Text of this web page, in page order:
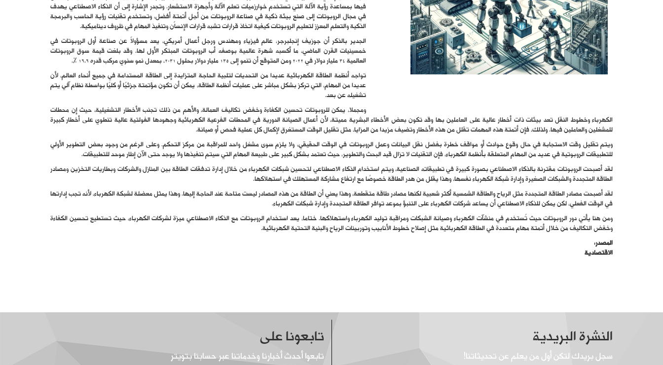
فيها بمساعدة رؤية الآلة التي تستخدم خوارزميات تعلم الآلة وأجهزة الاستشعار. وتجدر الإشارة إلى أن الذكاء الاصطناعي يهدف
في مجال الروبوتات إلى صنع بيئة ذكية في صناعة الروبوتات من أجل أتمتةٍ أفضل، وتستخدم تقنيات رؤية الحاسب والبرمجة
الذكية والتعلم المعزز لتعليم الروبوتات كيفية اتخاذ قرارات تشبه قرارات الإنسان وتنفيذ المهام في ظروف ديناميكية.
الجدير بالذكر أن جوزيف إنجلبرجر، عالم فيزياء ومهندس ورجل أعمال أمريكي، يعد مسؤولاً عن صناعة أول الروبوتات في
خمسينيات القرن الماضي، ما أكسبه شهرة عالمية بوصفه أب الروبوتات المبتكر الأول لها. وقد بلغت قيمة سوق الروبوتات
العالمية 34 مليار دولار في 2022 ومن المتوقع أن تنمو إلى 135 مليار دولار بحلول 2031، بمعدل نمو سنوي مركب قدره 16.6 %.
تواجه أنظمة الطاقة الكهربائية عديدا من التحديات لتلبية الحاجة المتزايدة إلى الطاقة المستدامة في جميع أنحاء العالم، لأن
عديدا من المهام، التي تركز بشكل مباشر على عمليات أنظمة الطاقة، يمكن أن تكون مؤتمتة جزئيًا أو كليًا بواسطة نظام آلي يتم
تشغيله عن بعد.
ومجملا، يمكن للروبوتات تحسين الكفاءة وخفض تكاليف العمالة، والأهم من ذلك تجنب الأخطار التشغيلية، حيث إن محطات
الكهرباء وخطوط النقل تعد بيئات ذات أخطار عالية على العاملين بها وقد تكون بعض الأخطاء البشرية مميتة، لأن أعمال الصيانة الدورية في المحطات الفرعية الكهربائية وجهودها الفولتية عالية تنطوي على أخطار كبيرة
للمشغلين والعاملين فيها. ولذلك، فإن أتمتة هذه المهمات تقلل من هذه الأخطار وتضيف مزيدا من المزايا، مثل تقليل الوقت المستغرق لإكمال كل عملية فحص أو صيانة.
ويتم تقليل وقت الاستجابة في حال وقوع حوادث أو مواقف خطرة بفضل نقل البيانات وعمل الروبوتات في الوقت الحقيقي، ولا يلزم سوى مشغل واحد للمراقبة من مركز التحكم. وعلى الرغم من وجود بعض التطوير الأولي
للتطبيقات الروبوتية في عديد من المهام المتعلقة بأنظمة الكهرباء، فإن التقنيات لا تزال قيد البحث والتطوير، حيث تعتمد بشكل كبير على طبيعة المهام التي سيتم تنفيذها ولا يوجد حتى الآن إطار موحد للتطبيقات.
لقد أصبحت الروبوتات مقترنة بالذكاء الاصطناعي بصورة كبيرة في تطبيقاته الصناعية، ويتم استخدام الذكاء الاصطناعي لتحسين شبكات الكهرباء من خلال إدارة تدفقات الطاقة بين المنازل والشركات وبطاريات التخزين ومصادر
الطاقة المتجددة والشبكات الصغيرة وإدارة شبكة الكهرباء نفسها، وهذا يقلل من هدر الطاقة خصوصًا مع ارتفاع مشاركة المستهلك في استهلاكها.
لقد أصبحت مصادر الطاقة المتجددة مثل الرياح والطاقة الشمسية أكثر شعبية لكنها مصادر طاقة متقطعة، وهذا يعني أن الطاقة من هذه المصادر ليست متاحة عند الحاجة إليها. وهذا يمثل معضلة لشبكة الكهرباء، لأنه تجب إدارتها
في الوقت الفعلي، لكن يمكن للذكاء الاصطناعي أن يساعد شركات الكهرباء على التنبؤ بموعد توافر الطاقة المتجددة وإدارة شبكات الكهرباء.
ومن هنا يأتي دور الروبوتات حيث تُستخدم في منشآت الكهرباء وصيانة الشبكات ومراقبة توليد الكهرباء واستهلاكها. ختاما، يعد استخدام الروبوتات مع الذكاء الاصطناعي ميزة لشركات الكهرباء، حيث تستطيع تحسين الكفاءة
وخفض التكاليف من خلال أتمتة مهام متعددة في الطاقة الكهربائية مثل إصلاح خطوط الأنابيب وتوربينات الرياح والبنية التحتية الكهربائية.
المصدر:
الاقتصادية
النشرة البريدية
سجل بريدك لتكن أول من يعلم عن تحديثاتنا!
تابعونا على
تابعوا أحدث أخبارنا وخدماتنا عبر حسابنا بتويتر